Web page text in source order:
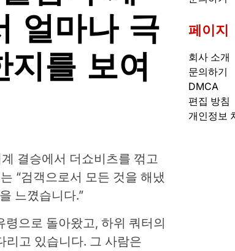
얼마나 극
지를 보여
결승에서 더쇼비츠를 꺾고
“검객으로서 모든 것을 해냈
느꼈습니다.”
으로 돌아왔고, 하위 쿼터의
리고 있습니다. 그 사람은
페이지
회사 소개
문의하기
DMCA
편집 방침
개인정보